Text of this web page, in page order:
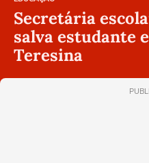
Secretária
salva estudante
Teresina